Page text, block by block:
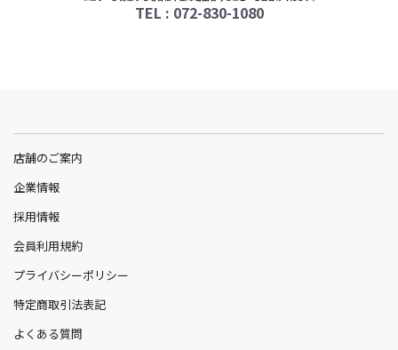
TEL : 072-830-1080
店舗のご案内
企業情報
採用情報
会員利用規約
プライバシーポリシー
特定商取引法表記
よくある質問